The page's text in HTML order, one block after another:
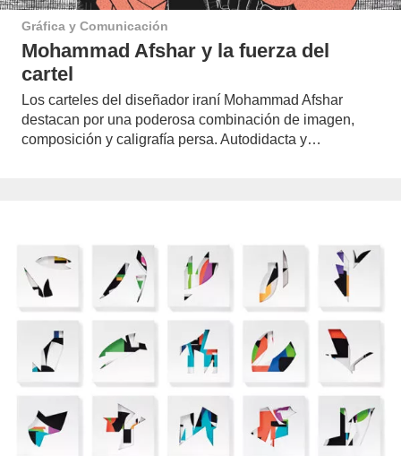
Gráfica y Comunicación
Mohammad Afshar y la fuerza del
cartel
Los carteles del diseñador iraní Mohammad Afshar
destacan por una poderosa combinación de imagen,
composición y caligrafía persa. Autodidacta y…